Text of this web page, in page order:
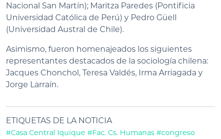
Nacional San Martín); Maritza Paredes (Pontificia
Universidad Católica de Perú) y Pedro Güell
(Universidad Austral de Chile).
Asimismo, fueron homenajeados los siguientes
representantes destacados de la sociología chilena:
Jacques Chonchol, Teresa Valdés, Irma Arriagada y
Jorge Larraín.
ETIQUETAS DE LA NOTICIA
#Casa Central Iquique #Fac. Cs. Humanas #congreso